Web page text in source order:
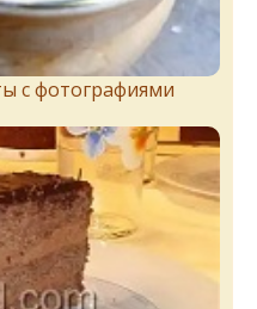
с фотографиями